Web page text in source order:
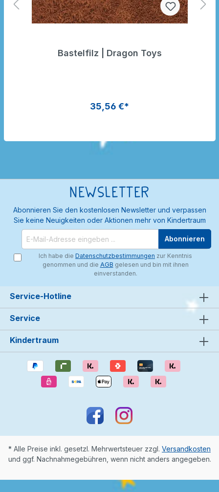
Bastelfilz | Dragon Toys
35,56 €*
Newsletter
Abonnieren Sie den kostenlosen Newsletter und verpassen
Sie keine Neuigkeiten oder Aktionen mehr von Kindertraum
Abonnieren
Ich habe die Datenschutzbestimmungen zur Kenntnis
genommen und die AGB gelesen und bin mit ihnen
einverstanden.
Service-Hotline
Service
Kindertraum
* Alle Preise inkl. gesetzl. Mehrwertsteuer zzgl. Versandkosten
und ggf. Nachnahmegebühren, wenn nicht anders angegeben.